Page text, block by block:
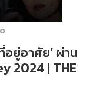
ยู่อาศัย’ ผ่าน
2024 | THE